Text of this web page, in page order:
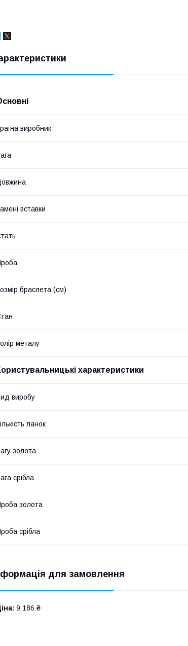
виробник
вставки
браслета (см)
металу
характеристики
виробу
ланок
золота
срібла
золота
срібла
для замовлення
9 186 ₴